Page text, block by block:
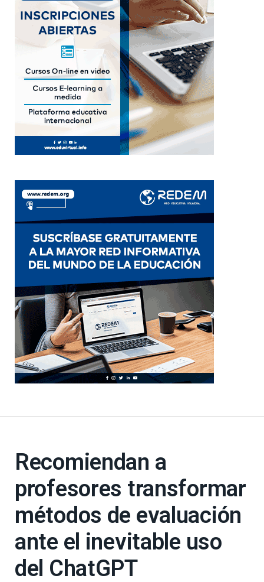
Recomiendan a
profesores transformar
métodos de evaluación
ante el inevitable uso
del ChatGPT